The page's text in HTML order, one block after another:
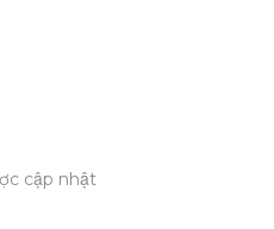
cập nhật